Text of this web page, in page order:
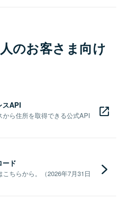
のお客さま向け
スAPI
ら住所を取得できる公式API
ード
ちらから。（2026年7月31日